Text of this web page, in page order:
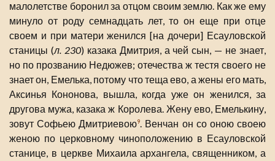
малолетстве боронил за отцом своим землю. Как же ему
минуло от роду семнадцать лет, то он еще при отце
своем и при матери женился [на дочери] Есауловской
станицы (л. 230) казака Дмитрия, а чей сын, — не знает,
но по прозванию Недюжев; отечества ж тестя своего не
знает он, Емелька, потому что теща ево, а жены его мать,
Аксинья Кононова, вышла, когда уже он женился, за
другова мужа, казака ж Королева. Жену ево, Емелькину,
зовут Софьею Дмитриевою9. Венчан он со оною своею
женою по церковному чиноположению в Есауловской
станице, в церкве Михаила архангела, священником, а